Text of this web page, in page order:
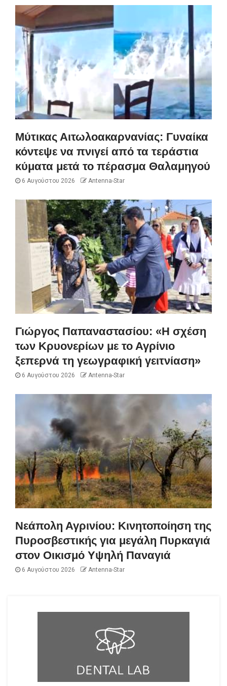
Μύτικας Αιτωλοακαρνανίας: Γυναίκα
κόντεψε να πνιγεί από τα τεράστια
κύματα μετά το πέρασμα Θαλαμηγού
6 Αυγούστου 2026 Antenna-Star
Γιώργος Παπαναστασίου: «Η σχέση
των Κρυονερίων με το Αγρίνιο
ξεπερνά τη γεωγραφική γειτνίαση»
6 Αυγούστου 2026 Antenna-Star
Νεάπολη Αγρινίου: Κινητοποίηση της
Πυροσβεστικής για μεγάλη Πυρκαγιά
στον Οικισμό Υψηλή Παναγιά
6 Αυγούστου 2026 Antenna-Star